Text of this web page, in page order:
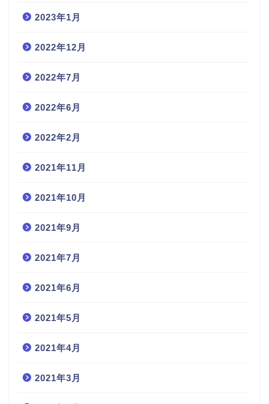
2023年1月
2022年12月
2022年7月
2022年6月
2022年2月
2021年11月
2021年10月
2021年9月
2021年7月
2021年6月
2021年5月
2021年4月
2021年3月